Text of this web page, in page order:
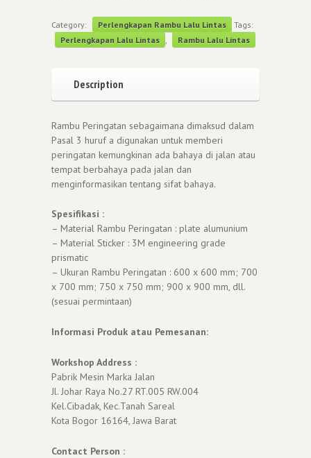
Category: Perlengkapan Rambu Lalu Lintas
Tags:
Perlengkapan Lalu Lintas
Rambu Lalu Lintas
Description
Rambu Peringatan sebagaimana dimaksud dalam
Pasal 3 huruf a digunakan untuk memberi
peringatan kemungkinan ada bahaya di jalan atau
tempat berbahaya pada jalan dan
menginformasikan tentang sifat bahaya.
Spesifikasi :
– Material Rambu Peringatan : plate alumunium
– Material Sticker : 3M engineering grade
prismatic
– Ukuran Rambu Peringatan : 600 x 600 mm; 700
x 700 mm; 750 x 750 mm; 900 x 900 mm, dll.
(sesuai permintaan)
Informasi Produk atau Pemesanan:
Workshop Address :
Pabrik Mesin Marka Jalan
Jl. Johar Raya No.27 RT.005 RW.004
Kel.Cibadak, Kec.Tanah Sareal
Kota Bogor 16164, Jawa Barat
Contact Person :